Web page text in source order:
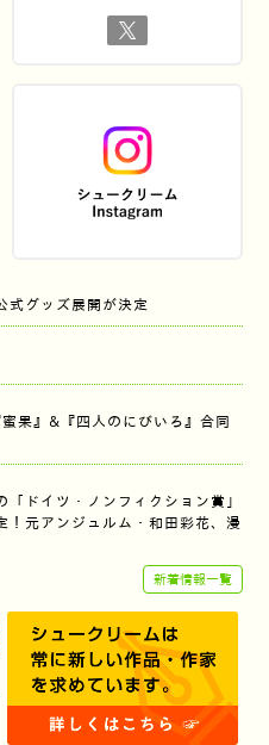
式グッズ展開が決定
果』&『四人のにびいろ』合同
「ドイツ・ノンフィクション賞」
！元アンジュルム・和田彩花、漫
新着情報一覧